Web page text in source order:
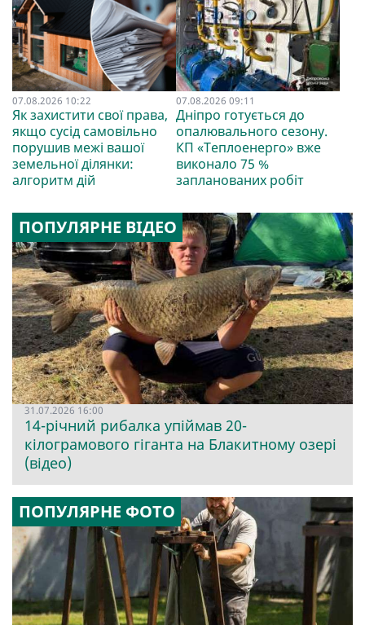
07.08.2026 10:22
Як захистити свої права,
якщо сусід самовільно
порушив межі вашої
земельної ділянки:
алгоритм дій
07.08.2026 09:11
Дніпро готується до
опалювального сезону.
КП «Теплоенерго» вже
виконало 75 %
запланованих робіт
ПОПУЛЯРНЕ ВІДЕО
31.07.2026 16:00
14-річний рибалка упіймав 20-
кілограмового гіганта на Блакитному озері
(відео)
ПОПУЛЯРНЕ ФОТО